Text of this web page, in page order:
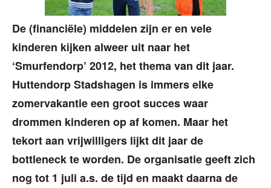
De (financiële) middelen zijn er en vele
kinderen kijken alweer uit naar het
‘Smurfendorp’ 2012, het thema van dit jaar.
Huttendorp Stadshagen is immers elke
zomervakantie een groot succes waar
drommen kinderen op af komen. Maar het
tekort aan vrijwilligers lijkt dit jaar de
bottleneck te worden. De organisatie geeft zich
nog tot 1 juli a.s. de tijd en maakt daarna de